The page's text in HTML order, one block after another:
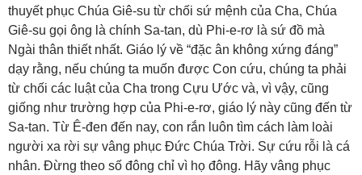
thuyết phục Chúa Giê-su từ chối sứ mệnh của Cha, Chúa
Giê-su gọi ông là chính Sa-tan, dù Phi-e-rơ là sứ đồ mà
Ngài thân thiết nhất. Giáo lý về “đặc ân không xứng đáng”
dạy rằng, nếu chúng ta muốn được Con cứu, chúng ta phải
từ chối các luật của Cha trong Cựu Ước và, vì vậy, cũng
giống như trường hợp của Phi-e-rơ, giáo lý này cũng đến từ
Sa-tan. Từ Ê-đen đến nay, con rắn luôn tìm cách làm loài
người xa rời sự vâng phục Đức Chúa Trời. Sự cứu rỗi là cá
nhân. Đừng theo số đông chỉ vì họ đông. Hãy vâng phục